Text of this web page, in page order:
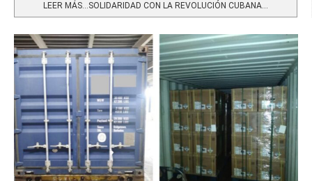
LEER MÁS…SOLIDARIDAD CON LA REVOLUCIÓN CUBANA...